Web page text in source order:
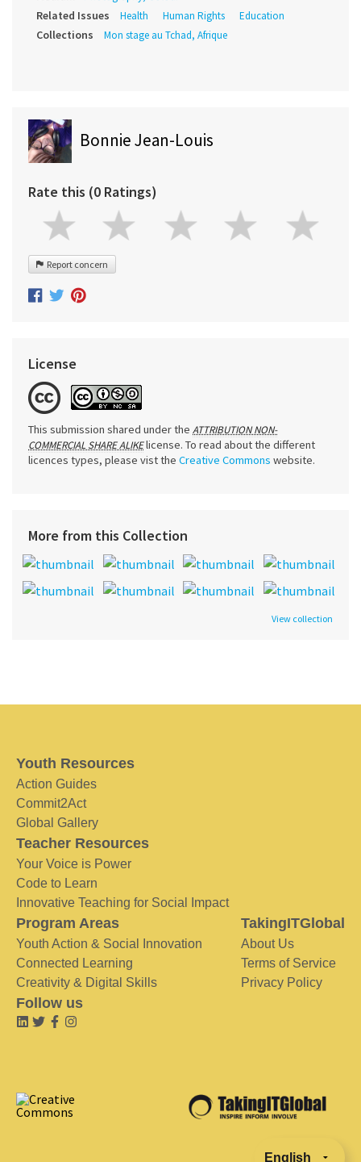
Related Issues Health Human Rights Education
Collections Mon stage au Tchad, Afrique
Bonnie Jean-Louis
Rate this (0 Ratings)
Report concern
License
This submission shared under the ATTRIBUTION NON-
COMMERCIAL SHARE ALIKElicense. To read about the different
licences types, please vist the Creative Commons website.
More from this Collection
View collection
Youth Resources
Action Guides
Commit2Act
Global Gallery
Teacher Resources
Your Voice is Power
Code to Learn
Innovative Teaching for Social Impact
Program Areas
Youth Action & Social Innovation
Connected Learning
Creativity & Digital Skills
TakingITGlobal
About Us
Terms of Service
Privacy Policy
Follow us